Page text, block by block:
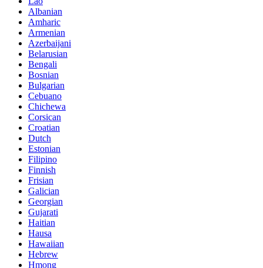
Albanian
Amharic
Armenian
Azerbaijani
Belarusian
Bengali
Bosnian
Bulgarian
Cebuano
Chichewa
Corsican
Croatian
Dutch
Estonian
Filipino
Finnish
Frisian
Galician
Georgian
Gujarati
Haitian
Hausa
Hawaiian
Hebrew
Hmong